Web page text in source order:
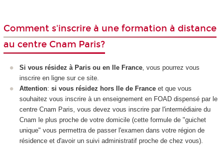
Comment s'inscrire à une formation à distance
au centre Cnam Paris?
Si vous résidez à Paris ou en Ile France , vous pourrez vous
inscrire en ligne sur ce site.
Attention: si vous résidez hors Ile de France et que vous
souhaitez vous inscrire à un enseignement en FOAD dispensé par le
centre Cnam Paris, vous devez vous inscrire par l'intermédiaire du
Cnam le plus proche de votre domicile (cette formule de "guichet
unique" vous permettra de passer l'examen dans votre région de
résidence et d'avoir un suivi administratif proche de chez vous).